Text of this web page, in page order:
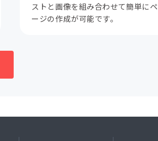
ストと画像を組み合わせて簡単にペ
ージの作成が可能です。